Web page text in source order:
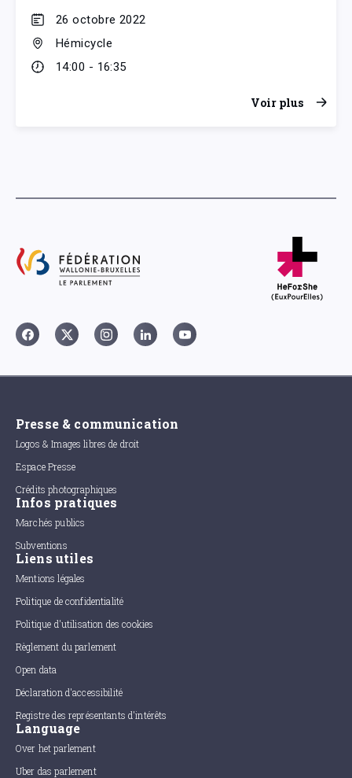
26 octobre 2022
Hémicycle
14:00 - 16:35
Voir plus
Presse & communication
Logos & Images libres de droit
Espace Presse
Crédits photographiques
Infos pratiques
Marchés publics
Subventions
Liens utiles
Mentions légales
Politique de confidentialité
Politique d'utilisation des cookies
Règlement du parlement
Open data
Déclaration d'accessibilité
Registre des représentants d'intérêts
Language
Over het parlement
Uber das parlement